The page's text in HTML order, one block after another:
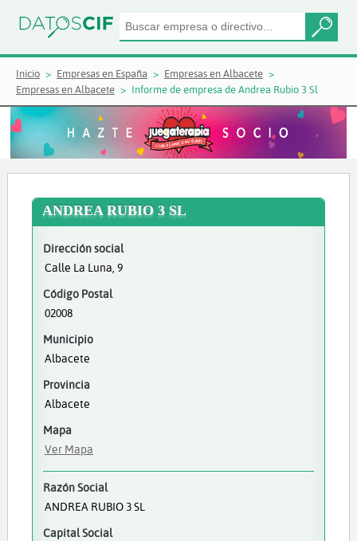
Inicio Empresas en España
Empresas en Albacete
Empresas en Albacete
Informe de empresa de Andrea Rubio 3 Sl
ANDREA RUBIO 3 SL
Dirección social
Calle La Luna, 9
Código Postal
02008
Municipio
Albacete
Provincia
Albacete
Mapa
Ver Mapa
Razón Social
ANDREA RUBIO 3 SL
Capital Social